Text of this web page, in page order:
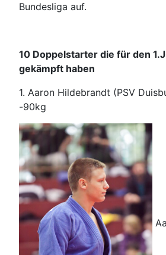
Bundesliga auf.
10 Doppelstarter die für den
gekämpft haben
1. Aaron Hildebrandt (PSV
-90kg